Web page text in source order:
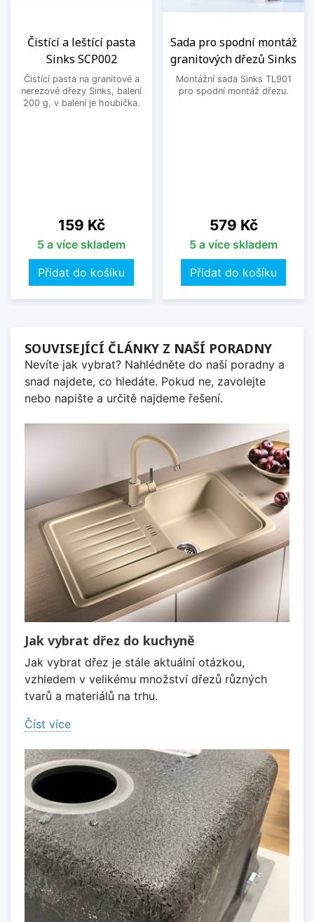
Čistící a leštící pasta
Sinks SCP002
Čistící pasta na granitové a
nerezové dřezy Sinks, balení
200 g, v balení je houbička.
Cena
159 Kč
5 a více skladem
Přidat do košíku
Sada pro spodní montáž
granitových dřezů Sinks
Montážní sada Sinks TL901
pro spodní montáž dřezu.
Cena
579 Kč
5 a více skladem
Přidat do košíku
SOUVISEJÍCÍ ČLÁNKY Z NAŠÍ PORADNY
Nevíte jak vybrat? Nahlédněte do naší poradny a
snad najdete, co hledáte. Pokud ne, zavolejte
nebo napište a určitě najdeme řešení.
Jak vybrat dřez do kuchyně
Jak vybrat dřez je stále aktuální otázkou,
vzhledem v velikému množství dřezů různých
tvarů a materiálů na trhu.
Číst více